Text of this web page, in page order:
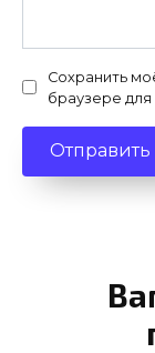
Сохранить
браузере